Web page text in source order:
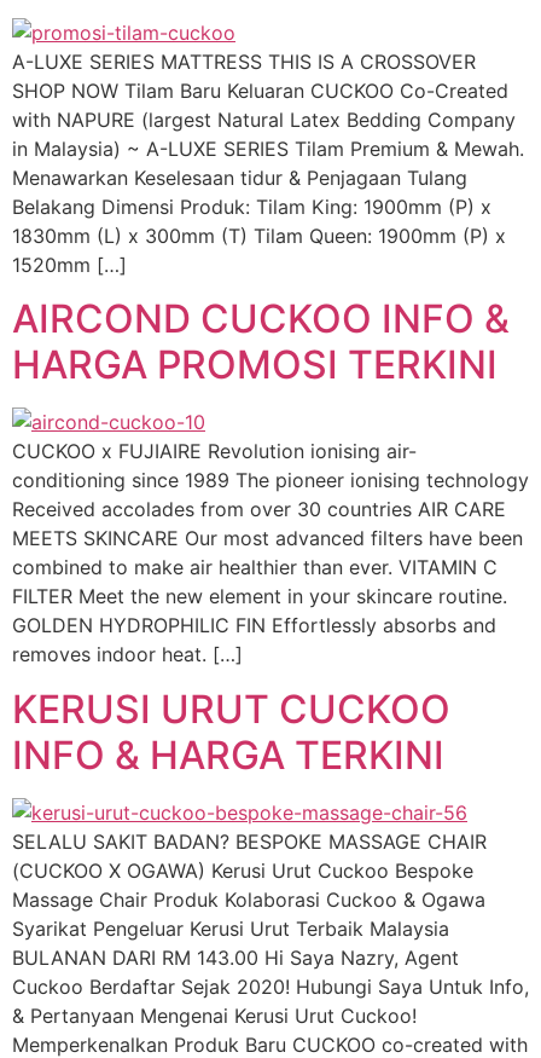
A-LUXE SERIES MATTRESS THIS IS A CROSSOVER
SHOP NOW Tilam Baru Keluaran CUCKOO Co-Created
with NAPURE (largest Natural Latex Bedding Company
in Malaysia) ~ A-LUXE SERIES Tilam Premium & Mewah.
Menawarkan Keselesaan tidur & Penjagaan Tulang
Belakang Dimensi Produk: Tilam King: 1900mm (P) x
1830mm (L) x 300mm (T) Tilam Queen: 1900mm (P) x
1520mm […]
AIRCOND CUCKOO INFO &
HARGA PROMOSI TERKINI
CUCKOO x FUJIAIRE Revolution ionising air-
conditioning since 1989 The pioneer ionising technology
Received accolades from over 30 countries AIR CARE
MEETS SKINCARE Our most advanced filters have been
combined to make air healthier than ever. VITAMIN C
FILTER Meet the new element in your skincare routine.
GOLDEN HYDROPHILIC FIN Effortlessly absorbs and
removes indoor heat. […]
KERUSI URUT CUCKOO
INFO & HARGA TERKINI
SELALU SAKIT BADAN? BESPOKE MASSAGE CHAIR
(CUCKOO X OGAWA) Kerusi Urut Cuckoo Bespoke
Massage Chair Produk Kolaborasi Cuckoo & Ogawa
Syarikat Pengeluar Kerusi Urut Terbaik Malaysia
BULANAN DARI RM 143.00 Hi Saya Nazry, Agent
Cuckoo Berdaftar Sejak 2020! Hubungi Saya Untuk Info,
& Pertanyaan Mengenai Kerusi Urut Cuckoo!
Memperkenalkan Produk Baru CUCKOO co-created with